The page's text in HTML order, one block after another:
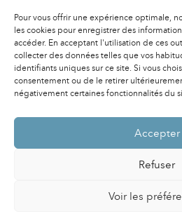
Pour vous offrir une expérience optimale,
les cookies pour enregistrer des
accéder. En acceptant l'utilisation de ces
collecter des données telles que vos
identifiants uniques sur ce site. Si vous
consentement ou de le retirer
négativement certaines fonctionnalités du
Accepter
Refuser
Voir les
ACCESSIBILITÉ | AGENDA |
CONTACTS
PUBLICATIONS